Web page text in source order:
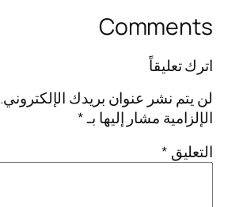
Comments
اترك تعليقاً
لن يتم نشر عنوان بريدك الإلكتروني.
الإلزامية مشار إليها بـ*
التعليق *